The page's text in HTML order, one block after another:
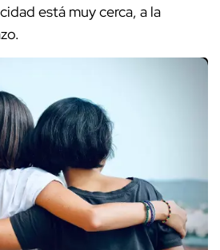
está muy cerca, a la